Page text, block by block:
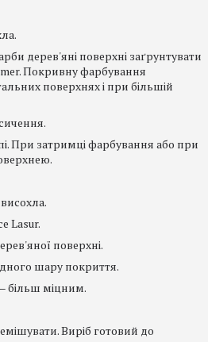
дерев'яні поверхні заґрунтувати
Покривну фарбування
поверхнях і при більшій
При затримці фарбування або при
Lasur.
поверхні.
шару покриття.
більш міцним.
Виріб готовий до